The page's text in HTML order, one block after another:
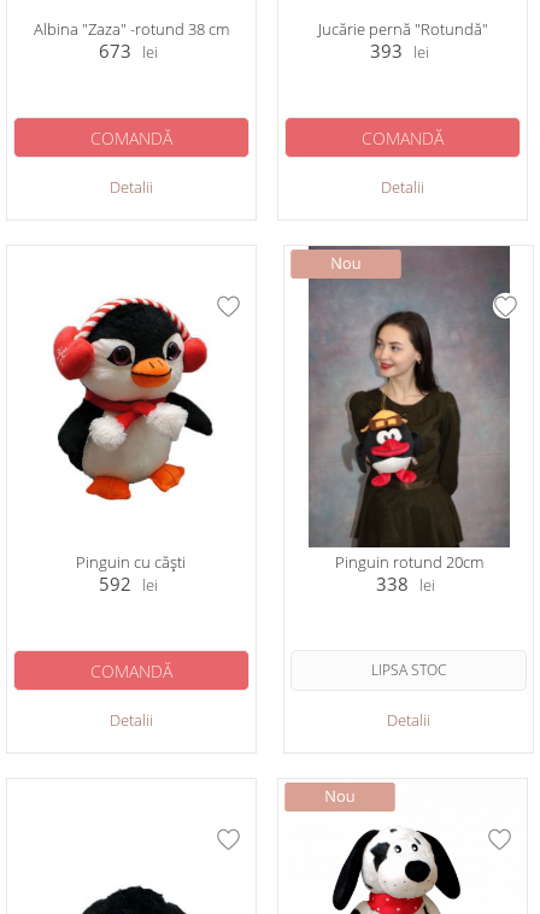
Albina "Zaza" -rotund 38 cm
673 lei
Detalii
COMANDĂ
Jucărie pernă "Rotundă"
393 lei
Detalii
COMANDĂ
Pinguin cu căști
592 lei
Detalii
COMANDĂ
Pinguin rotund 20cm
338 lei
Detalii
LIPSA STOC